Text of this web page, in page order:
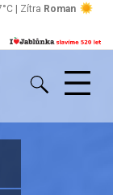
| Zítra Roman